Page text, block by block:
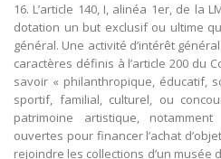
16. L’article 140, I, alinéa 1er, de la
dotation un but exclusif ou ultime
général. Une activité d’intérêt
caractères définis à l’article 200 du
savoir « philanthropique, éducatif,
sportif, familial, culturel, ou
patrimoine artistique,
ouvertes pour financer l’achat
rejoindre les collections d’un musée